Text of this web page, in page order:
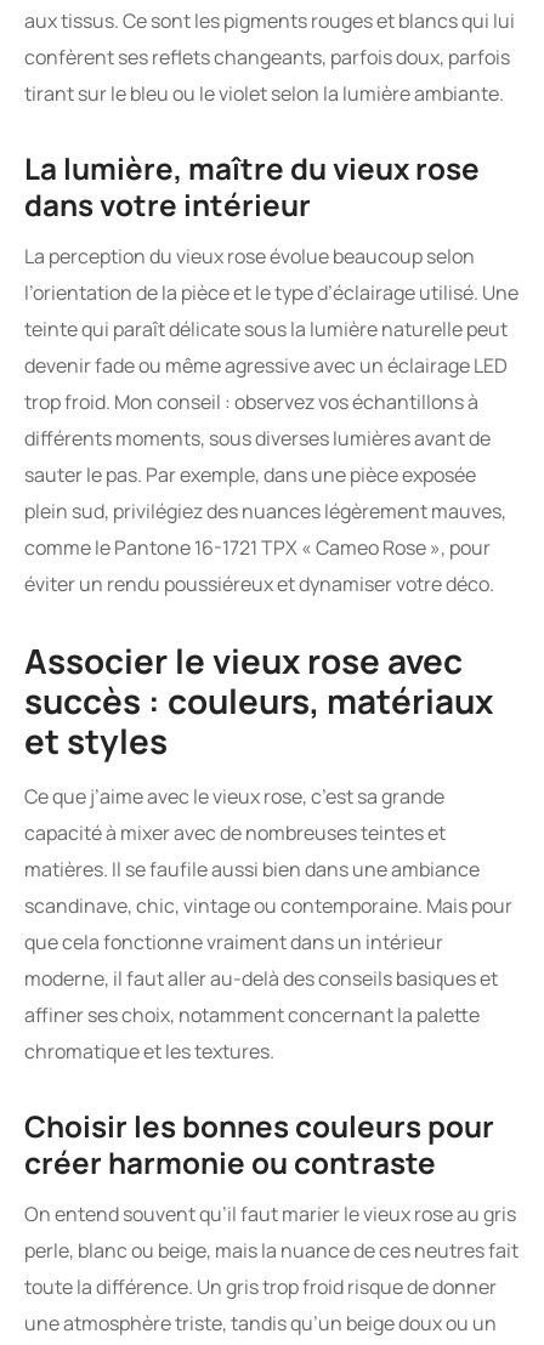
aux tissus. Ce sont les pigments rouges et blancs qui lui
confèrent ses reflets changeants, parfois doux, parfois
tirant sur le bleu ou le violet selon la lumière ambiante.
La lumière, maître du vieux rose
dans votre intérieur
La perception du vieux rose évolue beaucoup selon
l’orientation de la pièce et le type d’éclairage utilisé. Une
teinte qui paraît délicate sous la lumière naturelle peut
devenir fade ou même agressive avec un éclairage LED
trop froid. Mon conseil : observez vos échantillons à
différents moments, sous diverses lumières avant de
sauter le pas. Par exemple, dans une pièce exposée
plein sud, privilégiez des nuances légèrement mauves,
comme le Pantone 16-1721 TPX « Cameo Rose », pour
éviter un rendu poussiéreux et dynamiser votre déco.
Associer le vieux rose avec
succès : couleurs, matériaux
et styles
Ce que j’aime avec le vieux rose, c’est sa grande
capacité à mixer avec de nombreuses teintes et
matières. Il se faufile aussi bien dans une ambiance
scandinave, chic, vintage ou contemporaine. Mais pour
que cela fonctionne vraiment dans un intérieur
moderne, il faut aller au-delà des conseils basiques et
affiner ses choix, notamment concernant la palette
chromatique et les textures.
Choisir les bonnes couleurs pour
créer harmonie ou contraste
On entend souvent qu’il faut marier le vieux rose au gris
perle, blanc ou beige, mais la nuance de ces neutres fait
toute la différence. Un gris trop froid risque de donner
une atmosphère triste, tandis qu’un beige doux ou un